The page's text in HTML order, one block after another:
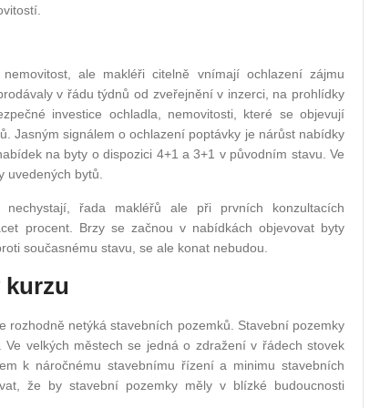
ale makléři citelně vnímají ochlazení zájmu
v řádu týdnů od zveřejnění v inzerci, na prohlídky
investice ochladla, nemovitosti, které se objevují
Jasným signálem o ochlazení poptávky je nárůst nabídky
na byty o dispozici 4+1 a 3+1 v původním stavu. Ve
uvedených bytů.
řada makléřů ale při prvních konzultacích
procent. Brzy se začnou v nabídkách objevovat byty
současnému stavu, se ale konat nebudou.
kurzu
rozhodně netýká stavebních pozemků. Stavební pozemky
velkých městech se jedná o zdražení v řádech stovek
k náročnému stavebnímu řízení a minimu stavebních
že by stavební pozemky měly v blízké budoucnosti